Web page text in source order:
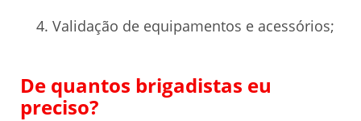
Validação de equipamentos e acessórios;
De quantos brigadistas eu
preciso?